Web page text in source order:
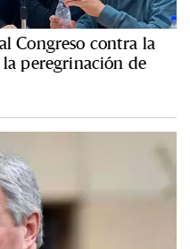
Congreso contra la
peregrinación de